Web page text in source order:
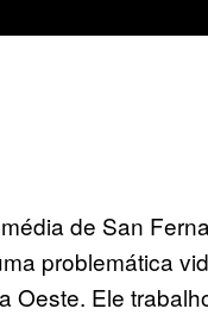
de San
problemática
Oeste. Ele